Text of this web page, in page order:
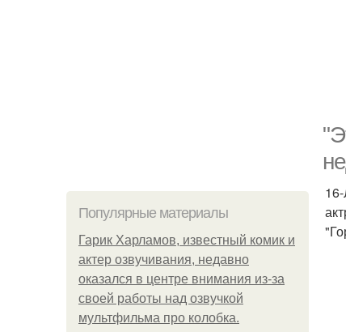
Популярные материалы
Гарик Харламов, известный комик и
актер озвучивания, недавно
оказался в центре внимания из-за
своей работы над озвучкой
мультфильма про колобка.